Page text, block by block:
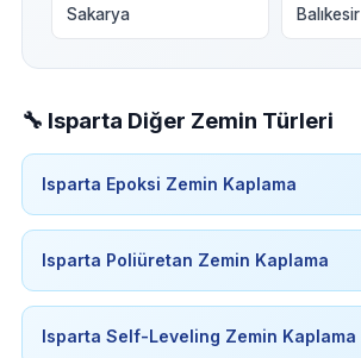
Sakarya Balıkesir
🔧 Isparta Diğer Zemin Türleri
Isparta Epoksi Zemin Kaplama
Isparta Poliüretan Zemin Kaplama
Isparta Self-Leveling Zemin Kaplama